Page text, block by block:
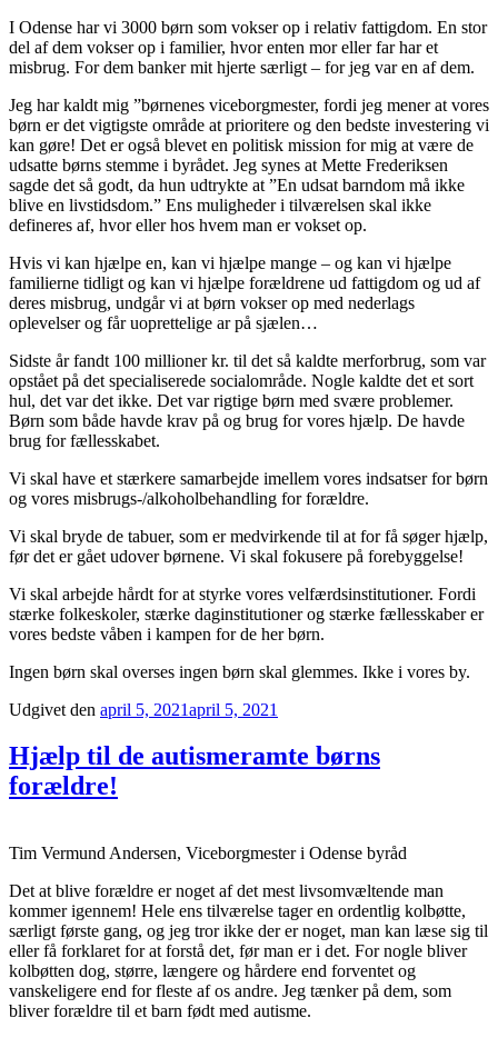
I Odense har vi 3000 børn som vokser op i relativ fattigdom. En stor
del af dem vokser op i familier, hvor enten mor eller far har et
misbrug. For dem banker mit hjerte særligt – for jeg var en af dem.
Jeg har kaldt mig ”børnenes viceborgmester, fordi jeg mener at vores
børn er det vigtigste område at prioritere og den bedste investering vi
kan gøre! Det er også blevet en politisk mission for mig at være de
udsatte børns stemme i byrådet. Jeg synes at Mette Frederiksen
sagde det så godt, da hun udtrykte at ”En udsat barndom må ikke
blive en livstidsdom.” Ens muligheder i tilværelsen skal ikke
defineres af, hvor eller hos hvem man er vokset op.
Hvis vi kan hjælpe en, kan vi hjælpe mange – og kan vi hjælpe
familierne tidligt og kan vi hjælpe forældrene ud fattigdom og ud af
deres misbrug, undgår vi at børn vokser op med nederlags
oplevelser og får uoprettelige ar på sjælen…
Sidste år fandt 100 millioner kr. til det så kaldte merforbrug, som var
opstået på det specialiserede socialområde. Nogle kaldte det et sort
hul, det var det ikke. Det var rigtige børn med svære problemer.
Børn som både havde krav på og brug for vores hjælp. De havde
brug for fællesskabet.
Vi skal have et stærkere samarbejde imellem vores indsatser for børn
og vores misbrugs-/alkoholbehandling for forældre.
Vi skal bryde de tabuer, som er medvirkende til at for få søger hjælp,
før det er gået udover børnene. Vi skal fokusere på forebyggelse!
Vi skal arbejde hårdt for at styrke vores velfærdsinstitutioner. Fordi
stærke folkeskoler, stærke daginstitutioner og stærke fællesskaber er
vores bedste våben i kampen for de her børn.
Ingen børn skal overses ingen børn skal glemmes. Ikke i vores by.
Udgivet den april 5, 2021april 5, 2021
Hjælp til de autismeramte børns
forældre!
Tim Vermund Andersen, Viceborgmester i Odense byråd
Det at blive forældre er noget af det mest livsomvæltende man
kommer igennem! Hele ens tilværelse tager en ordentlig kolbøtte,
særligt første gang, og jeg tror ikke der er noget, man kan læse sig til
eller få forklaret for at forstå det, før man er i det. For nogle bliver
kolbøtten dog, større, længere og hårdere end forventet og
vanskeligere end for fleste af os andre. Jeg tænker på dem, som
bliver forældre til et barn født med autisme.